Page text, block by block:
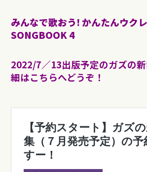
みんなで歌おう! かんたんウク
SONGBOOK 4
2022/7／13出版予定のガズの
細はこちらへどうぞ！